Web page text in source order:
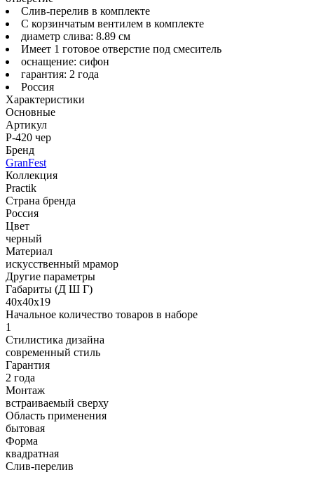
Слив-перелив в комплекте
С корзинчатым вентилем в комплекте
диаметр слива: 8.89 см
Имеет 1 готовое отверстие под смеситель
оснащение: сифон
гарантия: 2 года
Россия
Характеристики
Основные
Артикул
P-420 чер
Бренд
GranFest
Коллекция
Practik
Страна бренда
Россия
Цвет
черный
Материал
искусственный мрамор
Другие параметры
Габариты (Д Ш Г)
40х40х19
Начальное количество товаров в наборе
1
Стилистика дизайна
современный стиль
Гарантия
2 года
Монтаж
встраиваемый сверху
Область применения
бытовая
Форма
квадратная
Слив-перелив